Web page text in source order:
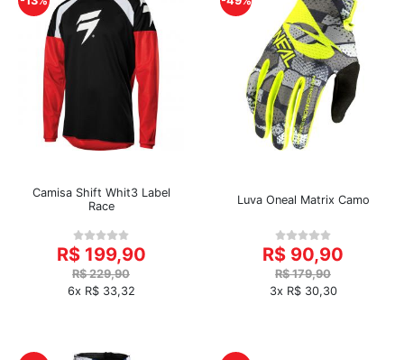
Camisa Shift Whit3 Label
Race
R$ 199,90
R$ 229,90
6x R$ 33,32
Luva Oneal Matrix Camo
R$ 90,90
R$ 179,90
3x R$ 30,30